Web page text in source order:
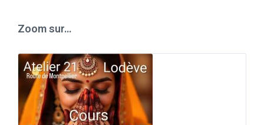
Zoom sur…